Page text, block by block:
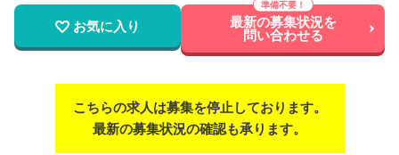
お気に入り 最新の募集状況を
問い合わせる
こちらの求人は募集を停止しております。
最新の募集状況の確認も承ります。